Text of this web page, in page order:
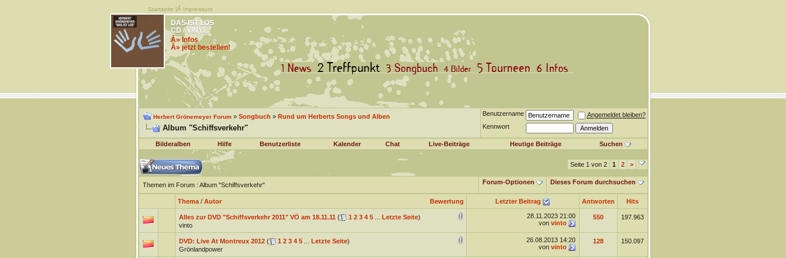
Startseite |Â Impressum
DAS IST LOS
CD / VINYL
Â» Infos
Â» jetzt bestellen!
Herbert Grönemeyer Forum» Songbuch » Rund um Herberts Songs und Alben
Album "Schiffsverkehr"
Benutzername
Angemeldet bleiben?
Kennwort
Bilderalben Hilfe Benutzerliste Kalender Chat Live-Beiträge Heutige Beiträge Suchen
Seite 1 von 2 1 2 >
Themen im Forum: Album "Schiffsverkehr" Forum-Optionen Dieses Forum durchsuchen
Bewertung
Thema/ Autor Letzter Beitrag Antworten Hits
Alles zur DVD "Schiffsverkehr 2011" VÖ am 18.11.11 ( 1 2 3 4 5... Letzte Seite)
vinto
28.11.2023 21:00
von vinto
550 197.963
DVD: Live At Montreux 2012 ( 1 2 3 4 5... Letzte Seite)
Grönlandpower
26.08.2013 14:20
von vinto
128 150.097